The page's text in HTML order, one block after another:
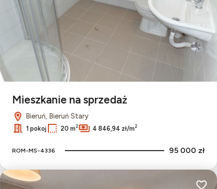
Mieszkanie na sprzedaż
Bieruń, Bieruń Stary
1 pokoj 20 m2 4 846,94 zł/m2
ROM-MS-4336 95 000 zł